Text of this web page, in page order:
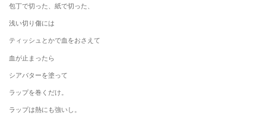
包丁で切った、紙で切った、
浅い切り傷には
ティッシュとかで血をおさえて
血が止まったら
シアバターを塗って
ラップを巻くだけ。
ラップは熱にも強いし。